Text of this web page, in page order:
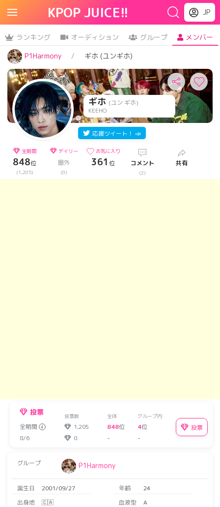
KPOP JUICE!! JP
ランキング オーディション グループ
メンバー
P1Harmony
ギホ (ユンギホ)
ギホ (ユン ギホ)
KEEHO
応援ツイート！ 📣
全期間
848位
(1,205)
デイリー
圏外
(0)
お気に入り
361 位 コメント
(2)
共有
投票 投票数 全体 グループ内
全期間 1,205 848位 4位
8/6
0 - -
投票
グループ P1Harmony
誕生日 2001/09/27 年齢
24
出身地
🇨🇦 血液型 A